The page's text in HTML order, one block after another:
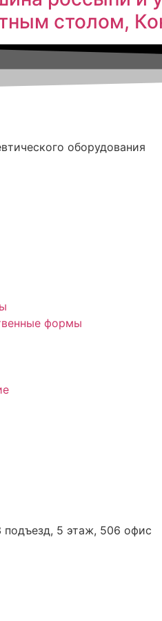
столом,
оборудования
формы
подъезд, 5 этаж, 506 офис